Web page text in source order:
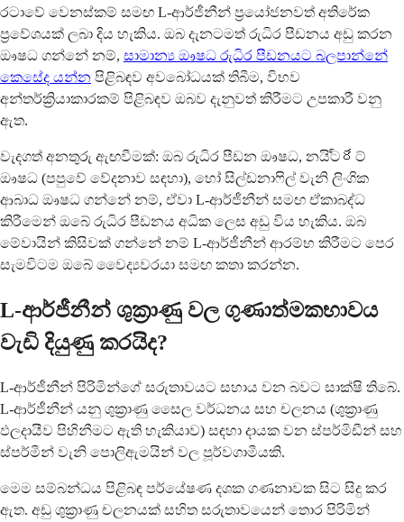
රටාවේ වෙනස්කම් සමඟ L-ආර්ජීනීන් ප්‍රයෝජනවත් අතිරේක
ප්‍රවේශයක් ලබා දිය හැකිය. ඔබ දැනටමත් රුධිර පීඩනය අඩු කරන
ඖෂධ ගන්නේ නම්, සාමාන්‍ය ඖෂධ රුධිර පීඩනයට බලපාන්නේ
කෙසේද යන්න පිළිබඳව අවබෝධයක් තිබීම, විභව
අන්තර්ක්‍රියාකාරකම් පිළිබඳව ඔබව දැනුවත් කිරීමට උපකාරී වනු
ඇත.
වැදගත් අනතුරු ඇඟවීමක්: ඔබ රුධිර පීඩන ඖෂධ, නයිට్రేට්
ඖෂධ (පපුවේ වේදනාව සඳහා), හෝ සිල්ඩනාෆිල් වැනි ලිංගික
ආබාධ ඖෂධ ගන්නේ නම්, ඒවා L-ආර්ජීනීන් සමඟ ඒකාබද්ධ
කිරීමෙන් ඔබේ රුධිර පීඩනය අධික ලෙස අඩු විය හැකිය. ඔබ
මේවායින් කිසිවක් ගන්නේ නම් L-ආර්ජීනීන් ආරම්භ කිරීමට පෙර
සැමවිටම ඔබේ වෛද්‍යවරයා සමඟ කතා කරන්න.
L-ආර්ජීනීන් ශුක්‍රාණු වල ගුණාත්මකභාවය
වැඩි දියුණු කරයිද?
L-ආර්ජීනීන් පිරිමින්ගේ සරුතාවයට සහාය වන බවට සාක්ෂි තිබේ.
L-ආර්ජීනීන් යනු ශුක්‍රාණු සෛල වර්ධනය සහ චලනය (ශුක්‍රාණු
ඵලදායීව පිහිනීමට ඇති හැකියාව) සඳහා දායක වන ස්පර්මිඩීන් සහ
ස්පර්මීන් වැනි පොලිඇමයින් වල පූර්වගාමීයකි.
මෙම සම්බන්ධය පිළිබඳ පර්යේෂණ දශක ගණනාවක සිට සිදු කර
ඇත. අඩු ශුක්‍රාණු චලනයක් සහිත සරුතාවයෙන් තොර පිරිමින්